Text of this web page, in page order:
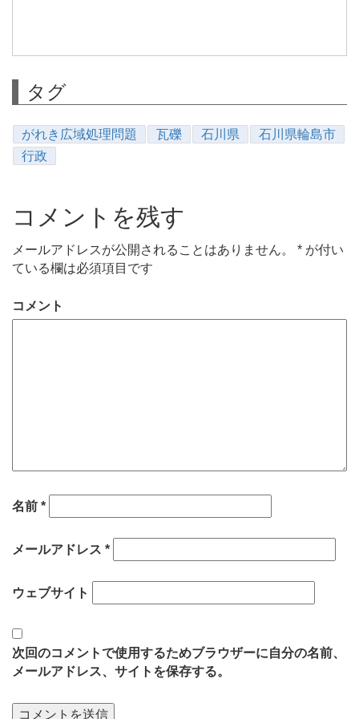
タグ
がれき広域処理問題 瓦礫 石川県
石川県輪島市
行政
コメントを残す
メールアドレスが公開されることはありません。 * が付い
ている欄は必須項目です
コメント
名前 *
メールアドレス *
ウェブサイト
次回のコメントで使用するためブラウザーに自分の名前、
メールアドレス、サイトを保存する。